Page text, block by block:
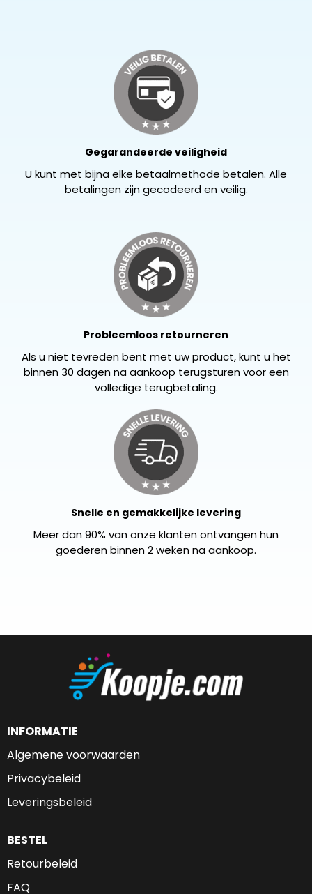
Gegarandeerde veiligheid
U kunt met bijna elke betaalmethode betalen. Alle
betalingen zijn gecodeerd en veilig.
Probleemloos retourneren
Als u niet tevreden bent met uw product, kunt u het
binnen 30 dagen na aankoop terugsturen voor een
volledige terugbetaling.
Snelle en gemakkelijke levering
Meer dan 90% van onze klanten ontvangen hun
goederen binnen 2 weken na aankoop.
INFORMATIE
Algemene voorwaarden
Privacybeleid
Leveringsbeleid
BESTEL
Retourbeleid
FAQ